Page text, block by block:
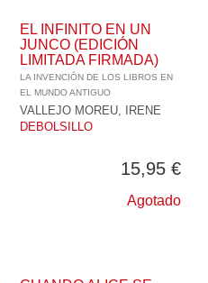
EL INFINITO EN UN
JUNCO (EDICIÓN
LIMITADA FIRMADA)
LA INVENCIÓN DE LOS LIBROS EN
EL MUNDO ANTIGUO
VALLEJO MOREU, IRENE
DEBOLSILLO
15,95 €
Agotado